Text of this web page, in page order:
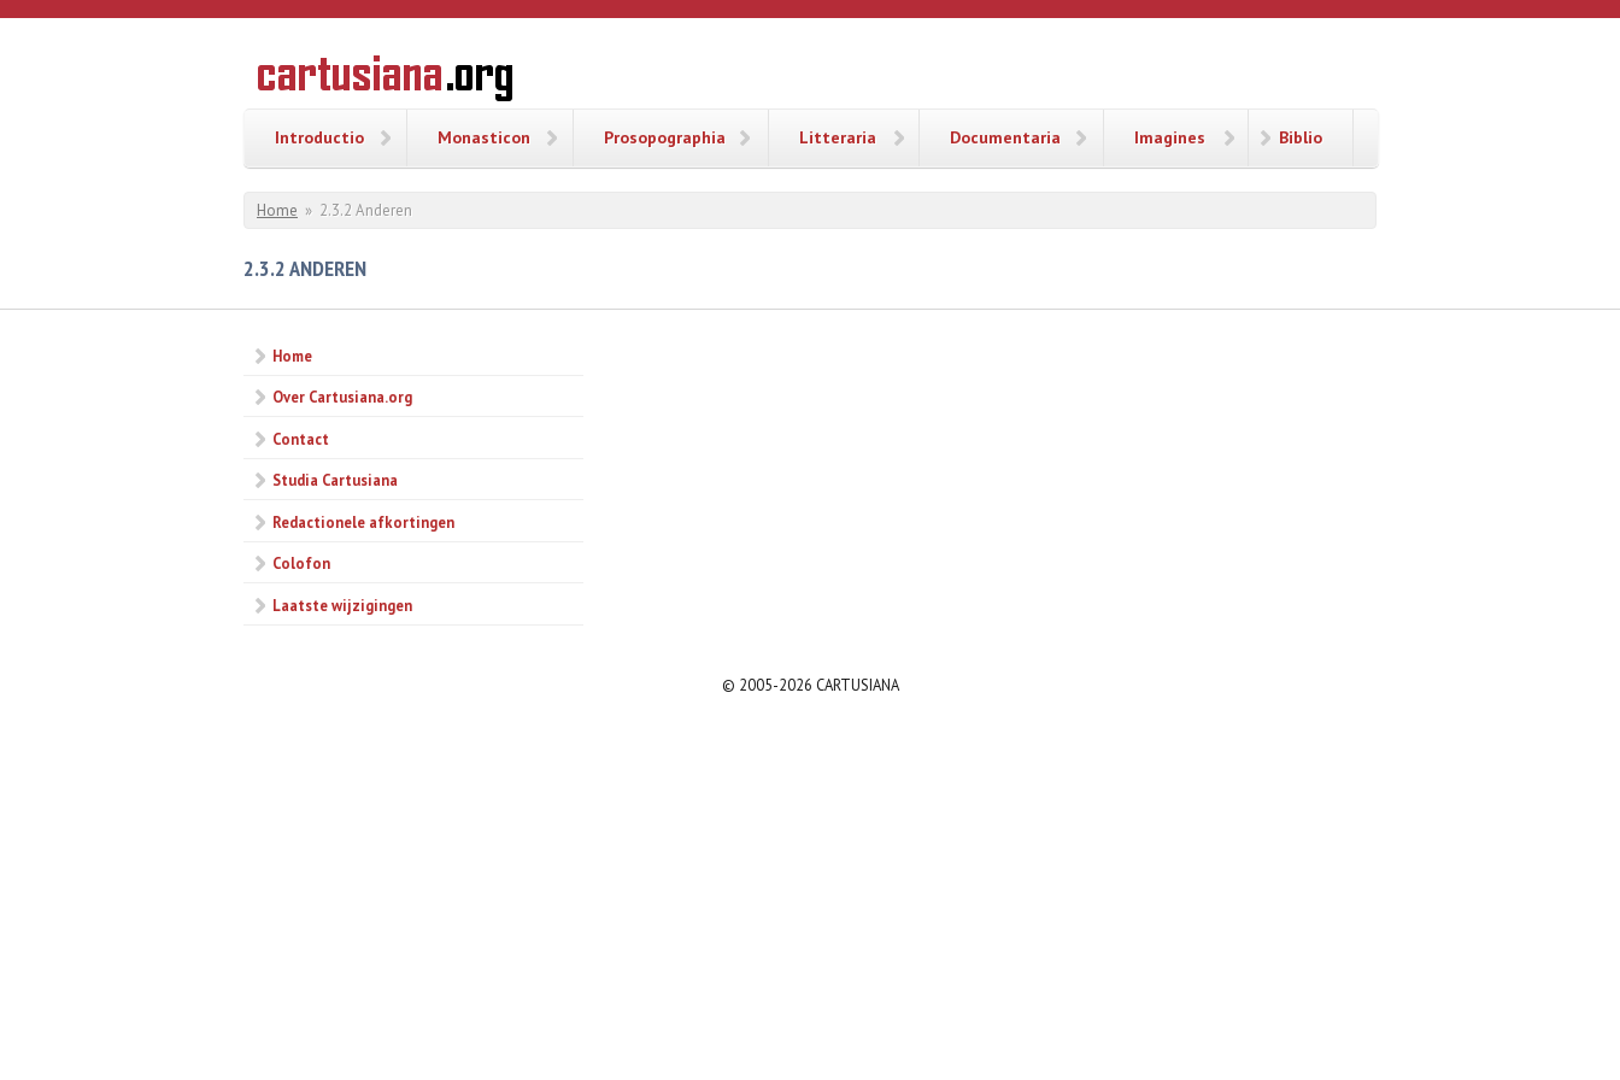
Overslaan en naar de inhoud gaan
CARTUSIANA
Geschiedenis
van de
Introductio Monasticon Prosopographia Litteraria Documentaria Imagines Biblio
U bent hier
Home » 2.3.2 Anderen
2.3.2 ANDEREN
Home
Over Cartusiana.org
Contact
Studia Cartusiana
Redactionele afkortingen
Colofon
Laatste wijzigingen
© 2005-2026 CARTUSIANA